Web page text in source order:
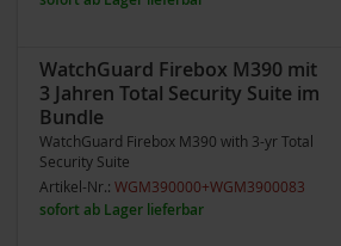
WatchGuard Firebox M390 mit
3 Jahren Total Security Suite im
Bundle
WatchGuard Firebox M390 with 3-yr Total
Security Suite
Artikel-Nr.: WGM390000+WGM3900083
sofort ab Lager lieferbar